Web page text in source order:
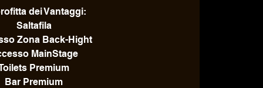
dei Vantaggi:
Saltafila
Zona Back-Hight
MainStage
Premium
Bar Premium